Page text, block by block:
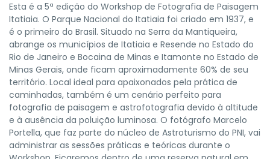
Esta é a 5ª edição do Workshop de Fotografia de Paisagem
Itatiaia. O Parque Nacional do Itatiaia foi criado em 1937, e
é o primeiro do Brasil. Situado na Serra da Mantiqueira,
abrange os municípios de Itatiaia e Resende no Estado do
Rio de Janeiro e Bocaina de Minas e Itamonte no Estado de
Minas Gerais, onde ficam aproximadamente 60% de seu
território. Local ideal para apaixonados pela prática de
caminhadas, também é um cenário perfeito para
fotografia de paisagem e astrofotografia devido à altitude
e à ausência da poluição luminosa. O fotógrafo Marcelo
Portella, que faz parte do núcleo de Astroturismo do PNI, vai
administrar as sessões práticas e teóricas durante o